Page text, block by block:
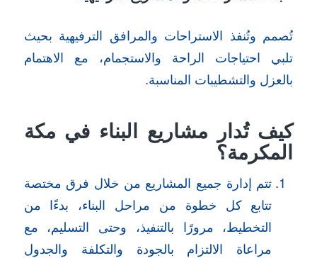
تُصمم وتُنفذ الاستراحات والمرافق الترفيهية بحيث
تلبي احتياجات الراحة والاستجمام، مع الاهتمام
بالعزل والتشطيبات المناسبة.
كيف تُدار مشاريع البناء في مكة
المكرمة؟
تتم إدارة جميع المشاريع من خلال فرق مختصة
تتابع كل خطوة من مراحل البناء، بدءًا من
التخطيط، مرورًا بالتنفيذ، وحتى التسليم، مع
مراعاة الالتزام بالجودة والتكلفة والجدول